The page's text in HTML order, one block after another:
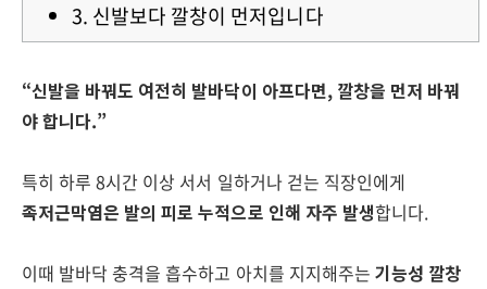
3. 신발보다 깔창이 먼저입니다
“신발을 바꿔도 여전히 발바닥이 아프다면, 깔창을 먼저 바꿔
야 합니다.”
특히 하루 8시간 이상 서서 일하거나 걷는 직장인에게
족저근막염은 발의 피로 누적으로 인해 자주 발생합니다.
이때 발바닥 충격을 흡수하고 아치를 지지해주는 기능성 깔창